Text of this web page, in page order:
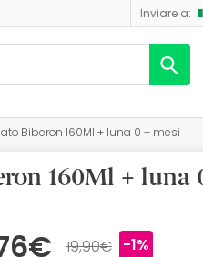
inviare a:
Biberon 160Ml + luna 0 + mesi
160Ml + luna
19,90€ -1%